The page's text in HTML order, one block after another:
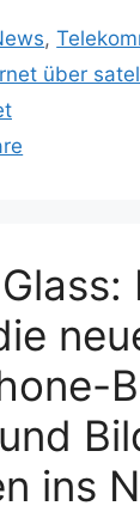
,
über
ins